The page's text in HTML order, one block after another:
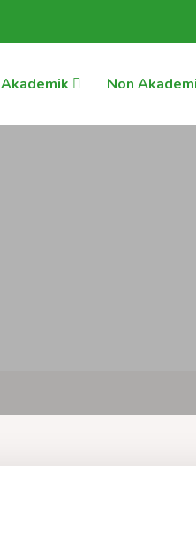
Akademik Non